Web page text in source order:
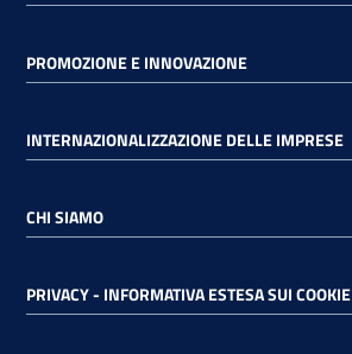
PROMOZIONE E INNOVAZIONE
INTERNAZIONALIZZAZIONE DELLE IMPRESE
CHI SIAMO
PRIVACY - INFORMATIVA ESTESA SUI COOKIE